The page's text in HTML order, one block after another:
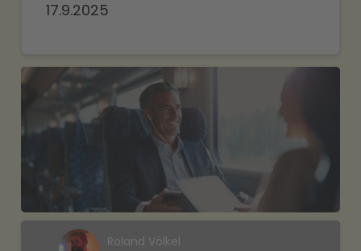
17.9.2025
Roland Völkel